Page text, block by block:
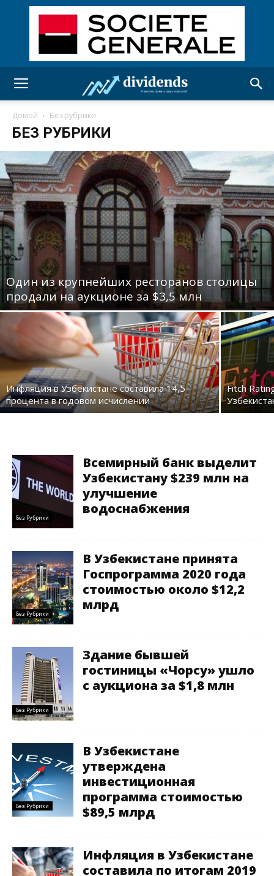
Домой Без рубрики
БЕЗ РУБРИКИ
Один из крупнейших ресторанов столицы
продали на аукционе за $3,5 млн
Инфляция в Узбекистане составила 14,5
процента в годовом исчислении
Fitch
Без Рубрики
Всемирный банк выделит
Узбекистану $239 млн на
улучшение
водоснабжения
Без Рубрики
В Узбекистане принята
Госпрограмма 2020 года
стоимостью около $12,2
млрд
Без Рубрики
Здание бывшей
гостиницы «Чорсу» ушло
с аукциона за $1,8 млн
Без Рубрики
В Узбекистане
утверждена
инвестиционная
программа стоимостью
$89,5 млрд
Инфляция в Узбекистане
составила по итогам 2019